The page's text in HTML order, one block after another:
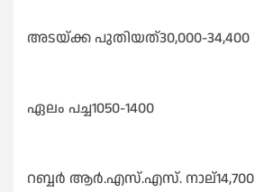
അടയ്ക്ക പുതിയത്30,000-34,400
ഏലം പച്ച1050-1400
റബ്ബർ ആർ.എസ്.എസ്. നാല്14,700